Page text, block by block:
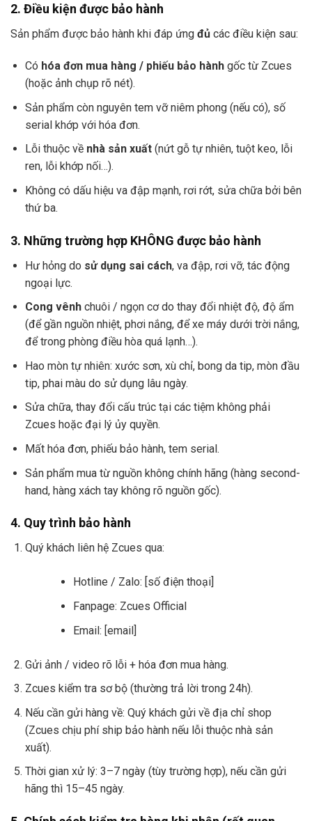
2. Điều kiện được bảo hành
Sản phẩm được bảo hành khi đáp ứng đủ các điều kiện sau:
Có hóa đơn mua hàng / phiếu bảo hànhgốc từ Zcues
(hoặc ảnh chụp rõ nét).
Sản phẩm còn nguyên tem vỡ niêm phong (nếu có), số
serial khớp với hóa đơn.
Lỗi thuộc về nhà sản xuất(nứt gỗ tự nhiên, tuột keo, lỗi
ren, lỗi khớp nối…).
Không có dấu hiệu va đập mạnh, rơi rớt, sửa chữa bởi bên
thứ ba.
3. Những trường hợp KHÔNG được bảo hành
Hư hỏng do sử dụng sai cách, va đập, rơi vỡ, tác động
ngoại lực.
Cong vênhchuôi / ngọn cơ do thay đổi nhiệt độ, độ ẩm
(để gần nguồn nhiệt, phơi nắng, để xe máy dưới trời nắng,
để trong phòng điều hòa quá lạnh…).
Hao mòn tự nhiên: xước sơn, xù chỉ, bong da tip, mòn đầu
tip, phai màu do sử dụng lâu ngày.
Sửa chữa, thay đổi cấu trúc tại các tiệm không phải
Zcues hoặc đại lý ủy quyền.
Mất hóa đơn, phiếu bảo hành, tem serial.
Sản phẩm mua từ nguồn không chính hãng (hàng second-
hand, hàng xách tay không rõ nguồn gốc).
4. Quy trình bảo hành
Quý khách liên hệ Zcues qua:
Hotline / Zalo: [số điện thoại]
Fanpage: Zcues Official
Email: [email]
Gửi ảnh / video rõ lỗi + hóa đơn mua hàng.
Zcues kiểm tra sơ bộ (thường trả lời trong 24h).
Nếu cần gửi hàng về: Quý khách gửi về địa chỉ shop
(Zcues chịu phí ship bảo hành nếu lỗi thuộc nhà sản
xuất).
Thời gian xử lý: 3–7 ngày (tùy trường hợp), nếu cần gửi
hãng thì 15–45 ngày.